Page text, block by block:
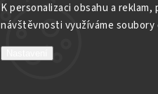
K personalizaci obsahu a
návštěvnosti využíváme soubory